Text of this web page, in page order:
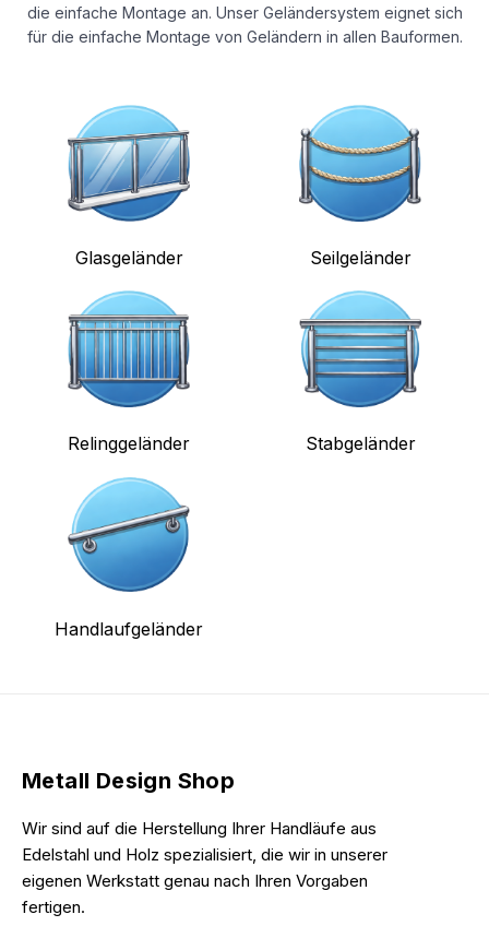
die einfache Montage an. Unser Geländersystem eignet sich
für die einfache Montage von Geländern in allen Bauformen.
Glasgeländer Seilgeländer
Relinggeländer Stabgeländer
Handlaufgeländer
Metall Design Shop
Wir sind auf die Herstellung Ihrer Handläufe aus
Edelstahl und Holz spezialisiert, die wir in unserer
eigenen Werkstatt genau nach Ihren Vorgaben
fertigen.